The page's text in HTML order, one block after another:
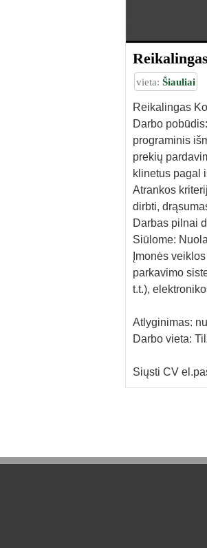
vieta: Šiauliai
Reikalingas
Darbo
programinis
prekių
klinetus pagal
Atrankos
dirbti,
Darbas pilnai
Siūlome:
Įmonės
parkavimo
t.t.),
Atlyginimas:
Darbo vieta:
Siųsti CV